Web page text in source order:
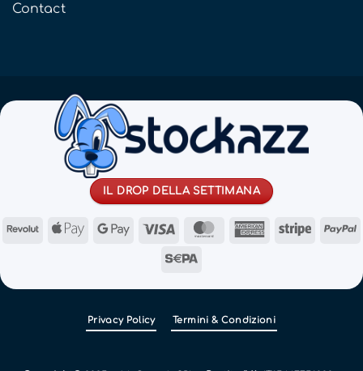
Contact
IL DROP DELLA SETTIMANA
RevolutApple GoogleVisa MasterCardAmericanStripe
Sepa
Privacy Policy Termini & Condizioni